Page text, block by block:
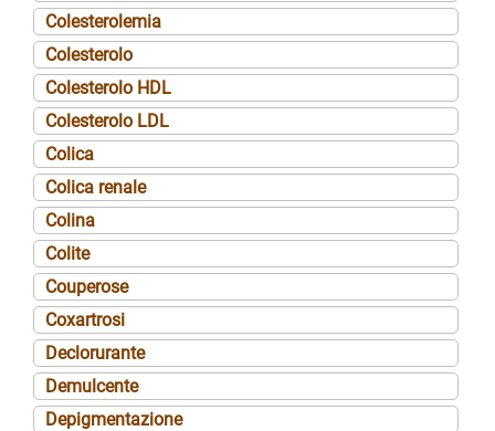
Colesterolemia
Colesterolo
Colesterolo HDL
Colesterolo LDL
Colica
Colica renale
Colina
Colite
Couperose
Coxartrosi
Declorurante
Demulcente
Depigmentazione